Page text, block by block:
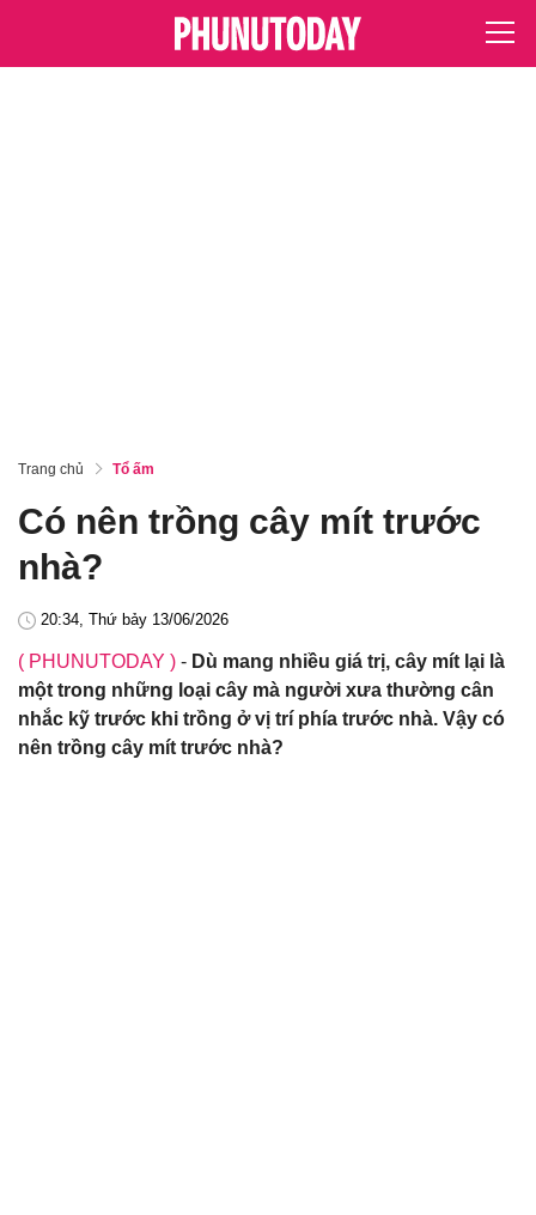
Trang chủ Tổ ấm
Có nên trồng cây mít trước
nhà?
20:34, Thứ bảy 13/06/2026
( PHUNUTODAY ) - Dù mang nhiều giá trị, cây mít lại là
một trong những loại cây mà người xưa thường cân
nhắc kỹ trước khi trồng ở vị trí phía trước nhà. Vậy có
nên trồng cây mít trước nhà?